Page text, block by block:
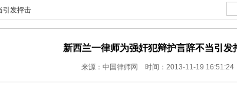
引发抨击
新西兰一律师为强奸犯辩护言辞不当引发
来源：中国律师网 时间：2013-11-19 16:51:24